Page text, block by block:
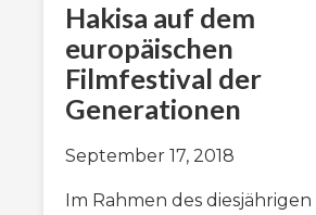
Hakisa auf dem
europäischen
Filmfestival der
Generationen
September 17, 2018
Im Rahmen des diesjährigen